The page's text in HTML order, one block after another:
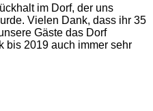
im Dorf, der uns
Vielen Dank, dass ihr 35
Gäste das Dorf
bis 2019 auch immer sehr